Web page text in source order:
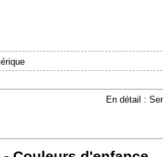
En détail :